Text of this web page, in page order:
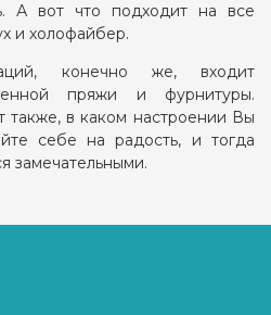
А вот что подходит на все
и холофайбер.
конечно же, входит
пряжи и фурнитуры.
также, в каком настроении Вы
себе на радость, и тогда
замечательными.